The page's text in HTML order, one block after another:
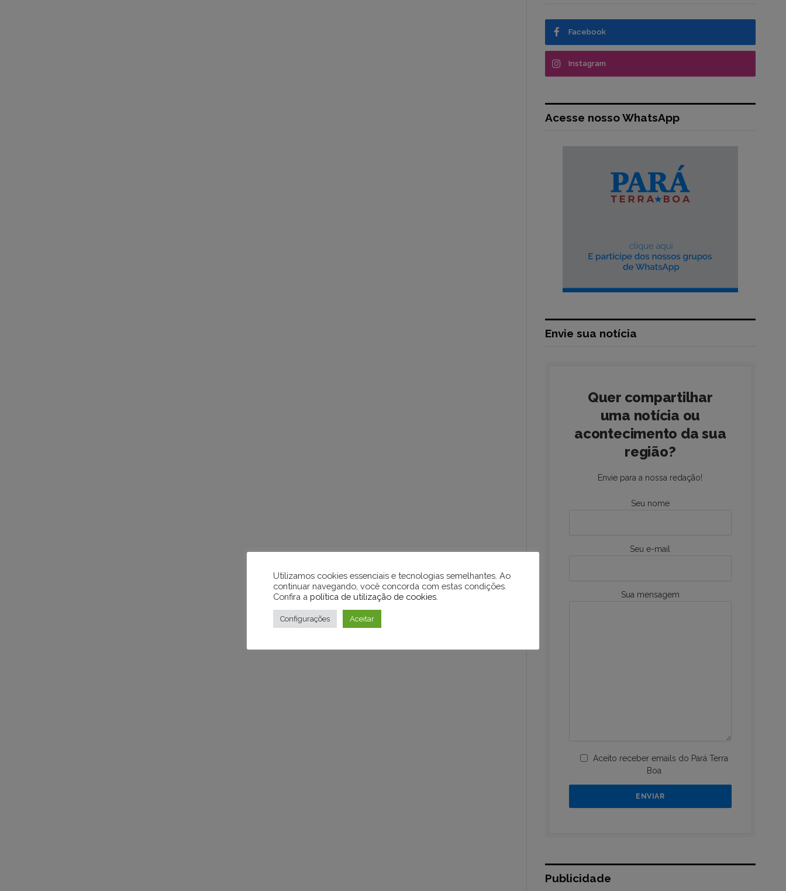
Facebook
Instagram
Acesse nosso WhatsApp
Envie sua notícia
Quer compartilhar
uma notícia ou
acontecimento da sua
região?
Envie para a nossa redação!
Seu nome
Seu e-mail
Sua mensagem
Aceito receber emails do Pará Terra
Boa
Publicidade
Utilizamos cookies essenciais e tecnologias semelhantes. Ao
continuar navegando, você concorda com estas condições.
Confira a política de utilização de cookies
Configurações Aceitar